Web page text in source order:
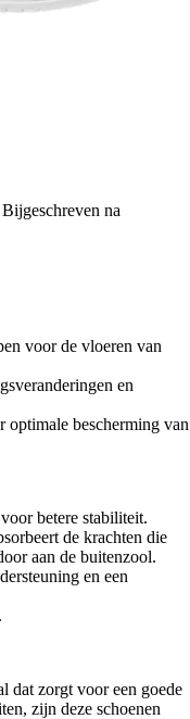
Bijgeschreven na
voor de vloeren van
en
optimale bescherming van
betere stabiliteit.
de krachten die
aan de buitenzool.
en een
dat zorgt voor een goede
zijn deze schoenen